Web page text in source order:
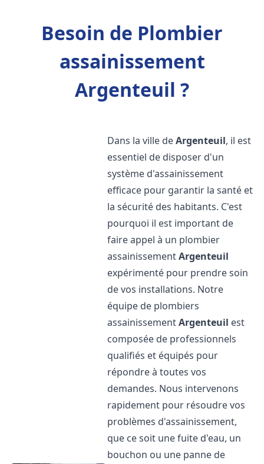
Besoin de Plombier
assainissement
Argenteuil ?
Dans la ville deArgenteuil, il est
essentiel de disposer d'un
système d'assainissement
efficace pour garantir la santé et
la sécurité des habitants. C'est
pourquoi il est important de
faire appel à un plombier
assainissementArgenteuil
expérimenté pour prendre soin
de vos installations. Notre
équipe de plombiers
assainissementArgenteuil est
composée de professionnels
qualifiés et équipés pour
répondre à toutes vos
demandes. Nous intervenons
rapidement pour résoudre vos
problèmes d'assainissement,
que ce soit une fuite d'eau, un
bouchon ou une panne de